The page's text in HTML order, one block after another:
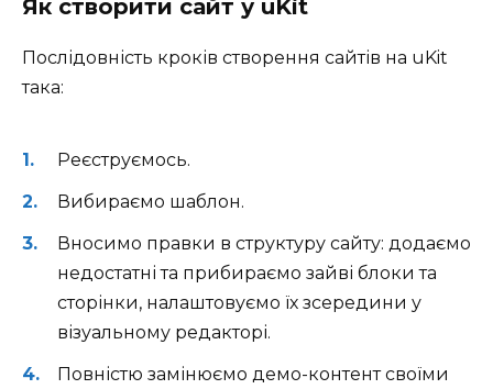
Як створити сайт у uKit
Послідовність кроків створення сайтів на uKit
така:
Реєструємось.
Вибираємо шаблон.
Вносимо правки в структуру сайту: додаємо
недостатні та прибираємо зайві блоки та
сторінки, налаштовуємо їх зсередини у
візуальному редакторі.
Повністю замінюємо демо-контент своїми